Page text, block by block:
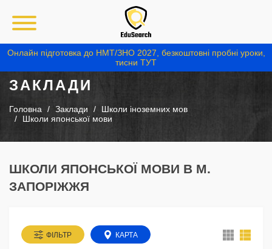
Онлайн підготовка до НМТ/ЗНО 2027, безкоштовні пробні уроки,
тисни ТУТ
ЗАКЛАДИ
Головна Заклади
Школи іноземних мов
Школи японської мови
ШКОЛИ ЯПОНСЬКОЇ МОВИ В М.
ЗАПОРІЖЖЯ
ФІЛЬТР КАРТА